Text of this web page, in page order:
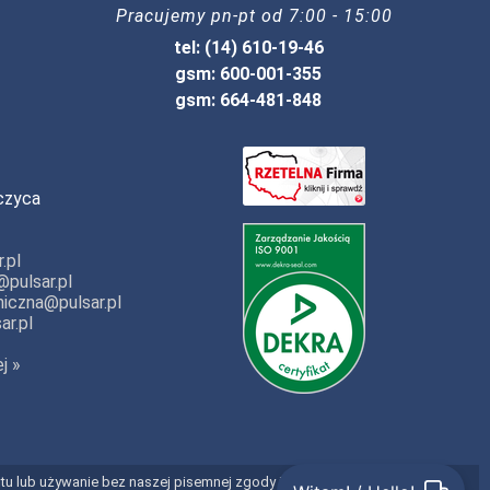
Pracujemy pn-pt od 7:00 - 15:00
tel: (14) 610-19-46
gsm: 600-001-355
gsm: 664-481-848
»
lub używanie bez naszej pisemnej zgody jest prawnie zabronione.